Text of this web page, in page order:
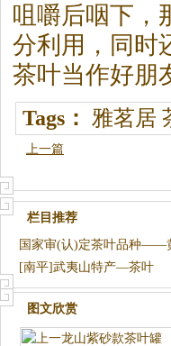
咀嚼后咽下，
分利用，同时
茶叶当作好朋
Tags： 雅茗居
上一篇
栏目推荐
国家审(认)定茶叶品种――
2号）
[南平]武夷山特产—茶叶
图文欣赏